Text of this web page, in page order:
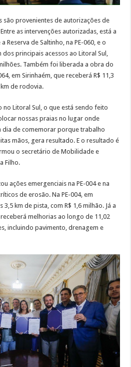
são provenientes de autorizações de
as intervenções autorizadas, está a
Reserva de Saltinho, na PE-060, e o
principais acessos ao Litoral Sul,
Também foi liberada a obra do
em Sirinhaém, que receberá R$ 11,3
de rodovia.
no Litoral Sul, o que está sendo feito
nossas praias no lugar onde
dia de comemorar porque trabalho
mãos, gera resultado. E o resultado é
o secretário de Mobilidade e
Filho.
ações emergenciais na PE-004 e na
de erosão. Na PE-004, em
km de pista, com R$ 1,6 milhão. Já a
melhorias ao longo de 11,02
incluindo pavimento, drenagem e